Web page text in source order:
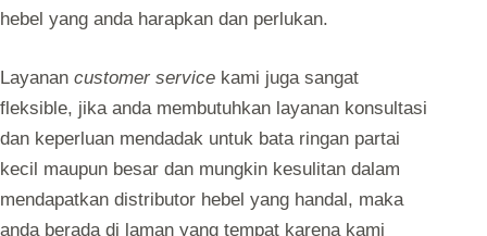
hebel yang anda harapkan dan perlukan.
Layanan customer service kami juga sangat
fleksible, jika anda membutuhkan layanan konsultasi
dan keperluan mendadak untuk bata ringan partai
kecil maupun besar dan mungkin kesulitan dalam
mendapatkan distributor hebel yang handal, maka
anda berada di laman yang tempat karena kami